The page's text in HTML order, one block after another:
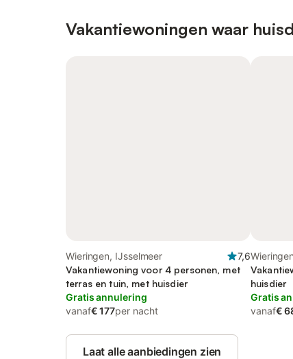
Vakantiewoningen waar
Wieringen, IJsselmeer
7,6
Vakantiewoning voor 4 personen, met
terras en tuin, met huisdier
Gratis annulering
vanaf€ 177per nacht
huisdier
Gratis
vanaf€
Laat alle aanbiedingen zien